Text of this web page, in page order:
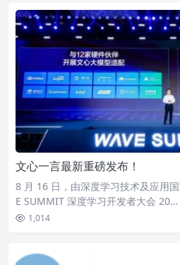
文心一言最新重磅发布！
8 月 16 日，由深度学习技术及应用
E SUMMIT 深度学习开发者大会 20…
1,014